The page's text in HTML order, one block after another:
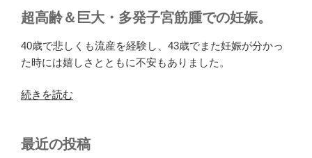
超高齢＆巨大・多発子宮筋腫での妊娠。
40歳で悲しくも流産を経験し、43歳でまた妊娠が分かっ
た時には嬉しさとともに不安もありました。
“子
腫
続きを読む
最近の投稿